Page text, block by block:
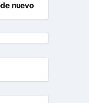
nuevo